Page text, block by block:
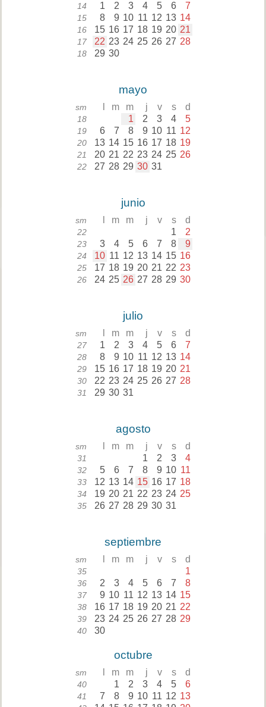
14 1 2 3 4 5 6 7
15 8 9 10 11 12 13 14
16 15 16 17 18 19 20 21
17 22 23 24 25 26 27 28
18 29 30
mayo
sm m m j v s d
18 1 2 3 4 5
19 6 7 8 9 10 11 12
20 13 14 15 16 17 18 19
21 20 21 22 23 24 25 26
22 27 28 29 30 31
junio
sm m m j v s d
22 1 2
23 3 4 5 6 7 8 9
24 10 11 12 13 14 15 16
25 17 18 19 20 21 22 23
26 24 25 26 27 28 29 30
julio
sm m m j v s d
27 1 2 3 4 5 6 7
28 8 9 10 11 12 13 14
29 15 16 17 18 19 20 21
30 22 23 24 25 26 27 28
31 29 30 31
agosto
sm m m j v s d
31 1 2 3 4
32 5 6 7 8 9 10 11
33 12 13 14 15 16 17 18
34 19 20 21 22 23 24 25
35 26 27 28 29 30 31
septiembre
sm m m j v s d
35 1
36 2 3 4 5 6 7 8
37 9 10 11 12 13 14 15
38 16 17 18 19 20 21 22
39 23 24 25 26 27 28 29
40 30
octubre
sm m m j v s d
40 1 2 3 4 5 6
41 7 8 9 10 11 12 13